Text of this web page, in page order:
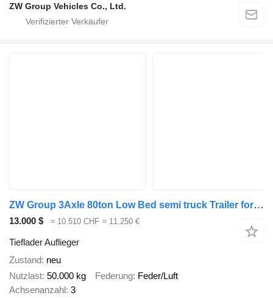
ZW Group Vehicles Co., Ltd.
ZW Group 3Axle 80ton Low Bed semi truck Trailer for Nigeria
13.000 $ ≈ 10.510 CHF ≈ 11.250 €
Tieflader Auflieger
Zustand neu
Nutzlast 50.000 kg Federung Feder/Luft
Achsenanzahl 3